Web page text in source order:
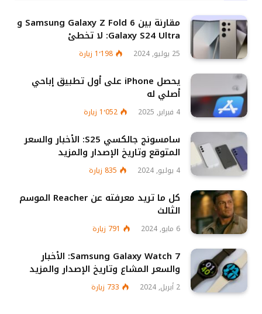
مقارنة بين Samsung Galaxy Z Fold 6 و
Galaxy S24 Ultra: لا تخطئ
25 يوليو, 2024 1٬198 زيارة
يحصل iPhone على أول تطبيق إباحي
أصلي له
4 فبراير, 2025 1٬052 زيارة
سامسونج جالكسي S25: الأخبار والسعر
المتوقع وتاريخ الإصدار والمزيد
4 يوليو, 2024 835 زيارة
كل ما تريد معرفته عن Reacher الموسم
الثالث
6 مايو, 2024 791 زيارة
Samsung Galaxy Watch 7: الأخبار
والسعر المشاع وتاريخ الإصدار والمزيد
2 أبريل, 2024 733 زيارة